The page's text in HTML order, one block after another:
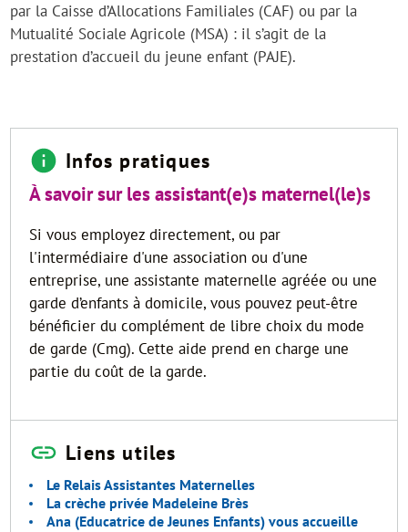
par la Caisse d’Allocations Familiales (CAF) ou par la
Mutualité Sociale Agricole (MSA) : il s’agit de la
prestation d’accueil du jeune enfant (PAJE).
Infos pratiques
À savoir sur les assistant(e)s maternel(le)s
Si vous employez directement, ou par
l'intermédiaire d'une association ou d'une
entreprise, une assistante maternelle agréée ou une
garde d’enfants à domicile, vous pouvez peut-être
bénéficier du complément de libre choix du mode
de garde (Cmg). Cette aide prend en charge une
partie du coût de la garde.
Liens utiles
Le Relais Assistantes Maternelles
La crèche privée Madeleine Brès
Ana (Educatrice de Jeunes Enfants) vous accueille